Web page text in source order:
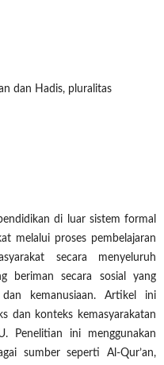
dan Hadis, pluralitas
di luar sistem formal
melalui proses pembelajaran
secara menyeluruh
beriman secara sosial yang
kemanusiaan. Artikel ini
dan konteks kemasyarakatan
Penelitian ini menggunakan
sumber seperti Al-Qur’an,